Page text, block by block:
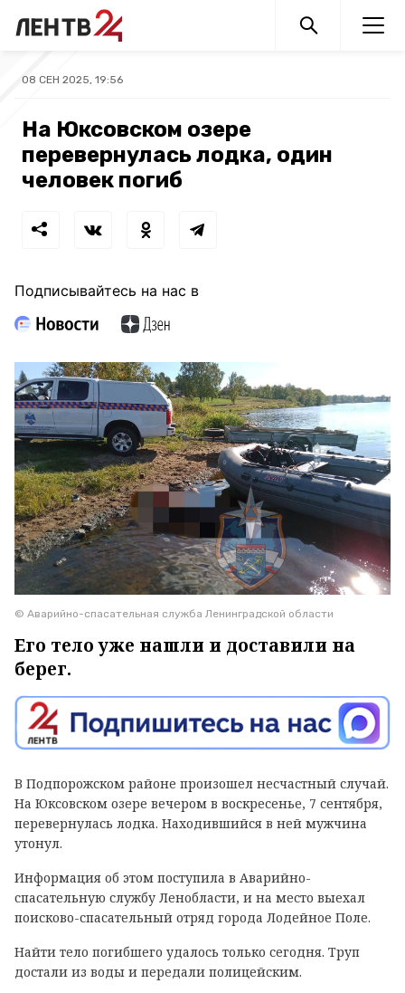
08 СЕН 2025, 19:56
На Юксовском озере
перевернулась лодка, один
человек погиб
Подписывайтесь на нас в
© Аварийно-спасательная служба Ленинградской области
Его тело уже нашли и доставили на
берег.
В Подпорожском районе произошел несчастный случай.
На Юксовском озере вечером в воскресенье, 7 сентября,
перевернулась лодка. Находившийся в ней мужчина
утонул.
Информация об этом поступила в Аварийно-
спасательную службу Ленобласти, и на место выехал
поисково-спасательный отряд города Лодейное Поле.
Найти тело погибшего удалось только сегодня. Труп
достали из воды и передали полицейским.